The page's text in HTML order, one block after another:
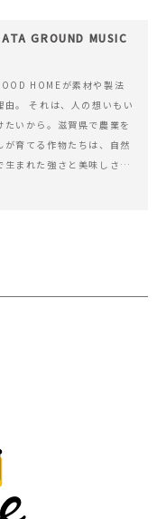
GROUND MUSIC
HOMEが素材や製法
由。 それは、人の想いもい
たいから。滋賀県で農業を
が育てる作物たちは、自然
生まれた強さと美味しさを